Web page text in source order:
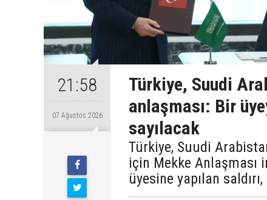
21:58
07 Ağustos 2026
Türkiye, Suudi
anlaşması: Bir
sayılacak
Türkiye, Suudi
için Mekke Anlaşması
üyesine yapılan